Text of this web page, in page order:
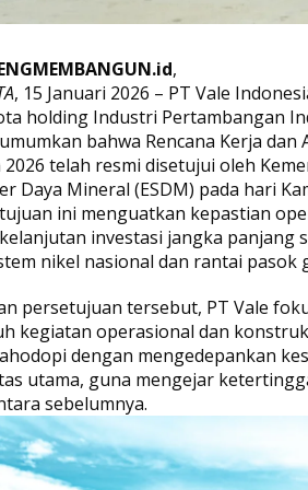
i
K
e
p
a
s
t
n
O
p
a
s
i
o
n
a
l
d
a
,
, 15 Januari 2026 – PT Vale
holding Industri Pertambangan
bahwa Rencana Kerja dan
telah resmi disetujui oleh
Daya Mineral (ESDM) pada hari
ini menguatkan kepastian
investasi jangka panjang
nikel nasional dan rantai pasok
persetujuan tersebut, PT Vale
kegiatan operasional dan
dengan mengedepankan
utama, guna mengejar
sebelumnya.